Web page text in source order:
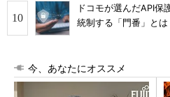
ドコモが選んだAPI
統制する「門番」とは
今、あなたにオススメ